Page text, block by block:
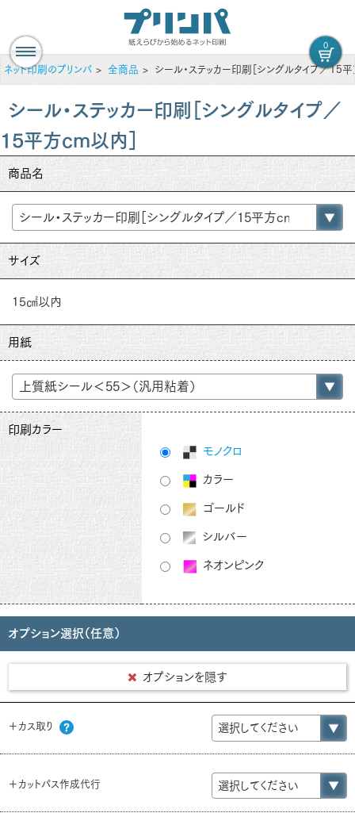
0
ネット印刷のプリンパ 全商品 シール・ステッカー印刷［シングルタイプ／15
シール・ステッカー印刷［シングルタイプ／
15平方cm以内］
商品名
サイズ
15㎠以内
用紙
印刷カラー
モノクロ
カラー
ゴールド
シルバー
ネオンピンク
オプション選択（任意）
オプションを隠す
＋カス取り
＋カットパス作成代行